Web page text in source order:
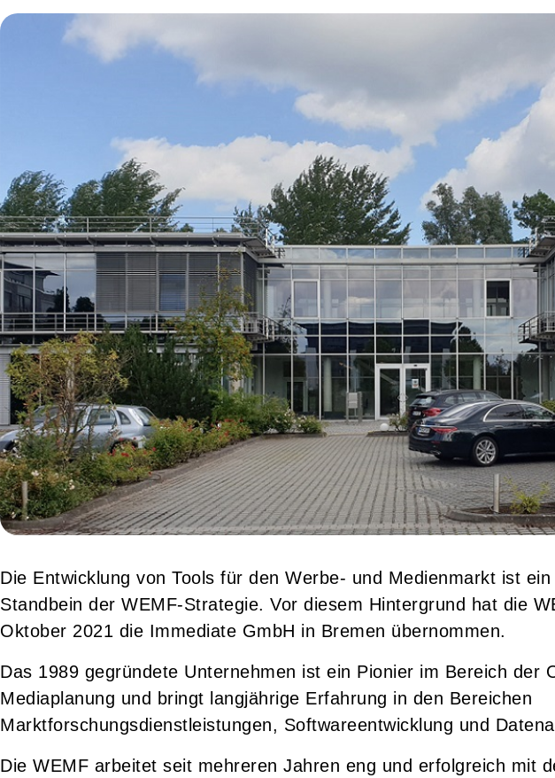
Die Entwicklung von Tools für den Werbe- und Medienmarkt ist
Standbein der WEMF-Strategie. Vor diesem Hintergrund hat die
Oktober 2021 die Immediate GmbH in Bremen übernommen.
Das 1989 gegründete Unternehmen ist ein Pionier im Bereich der
Mediaplanung und bringt langjährige Erfahrung in den Bereichen
Marktforschungsdienstleistungen, Softwareentwicklung und
Die WEMF arbeitet seit mehreren Jahren eng und erfolgreich mit